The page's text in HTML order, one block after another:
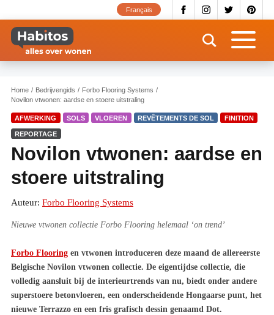
naar
inhoud
gaan
Français
Home Bedrijvengids
Forbo Flooring Systems
Novilon vtwonen: aardse en stoere uitstraling
AFWERKING SOLS VLOEREN REVÊTEMENTS DE SOL FINITION
REPORTAGE
Novilon vtwonen: aardse en
stoere uitstraling
Auteur: Forbo Flooring Systems
Nieuwe vtwonen collectie Forbo Flooring helemaal ‘on trend’
Forbo Flooring en vtwonen introduceren deze maand de allereerste
Belgische Novilon vtwonen collectie. De eigentijdse collectie, die
volledig aansluit bij de interieurtrends van nu, biedt onder andere
superstoere betonvloeren, een onderscheidende Hongaarse punt, het
nieuwe Terrazzo en een fris grafisch dessin genaamd Dot.